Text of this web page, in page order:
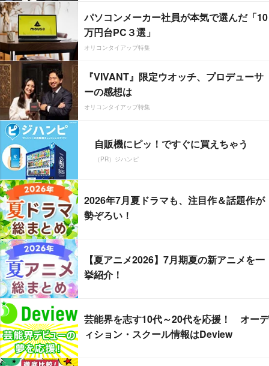
パソコンメーカー社員が本気で選んだ「10
万円台PC３選」
オリコンタイアップ特集
『VIVANT』限定ウオッチ、プロデューサ
ーの感想は
オリコンタイアップ特集
自販機にピッ！ですぐに買えちゃう
（PR）ジハンピ
2026年7月夏ドラマも、注目作＆話題作が
勢ぞろい！
【夏アニメ2026】7月期夏の新アニメを一
挙紹介！
芸能界を志す10代～20代を応援！ オーデ
ィション・スクール情報はDeview